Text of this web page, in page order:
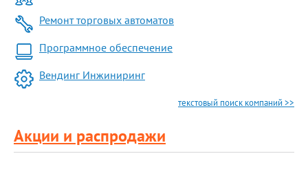
Ремонт торговых автоматов
Программное обеспечение
Вендинг Инжиниринг
текстовый поиск компаний >>
Акции и распродажи